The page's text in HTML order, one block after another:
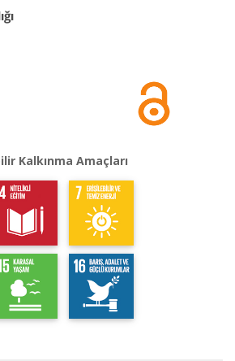
Kalkınma Amaçları